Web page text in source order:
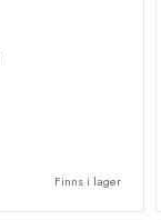
Finns i lager